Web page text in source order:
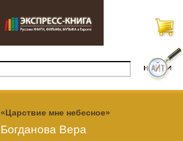
«Царствие мне небесное»
Богданова Вера